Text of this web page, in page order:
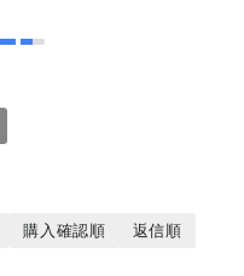
購入確認順
返信順